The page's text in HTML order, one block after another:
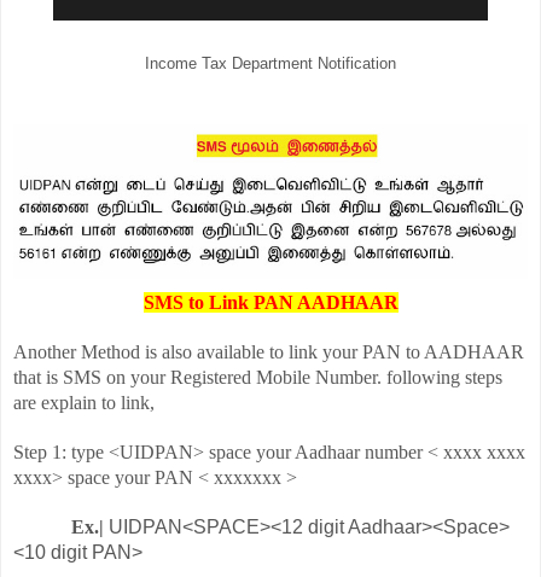
Income Tax Department Notification
SMS to Link PAN AADHAAR
Another Method is also available to link your PAN to AADHAAR
that is SMS on your Registered Mobile Number. following steps
are explain to link,
Step 1: type <UIDPAN> space your Aadhaar number < xxxx xxxx
xxxx> space your PAN < xxxxxxx >
Ex.| UIDPAN<SPACE><12 digit Aadhaar><Space>
<10 digit PAN>